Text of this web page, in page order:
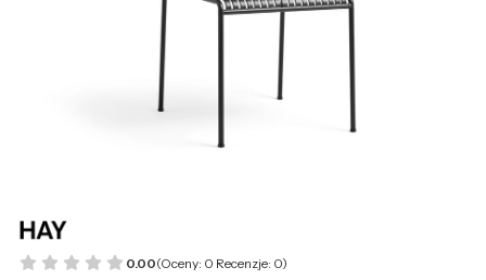
0.00(Oceny: 0 Recenzje: 0)